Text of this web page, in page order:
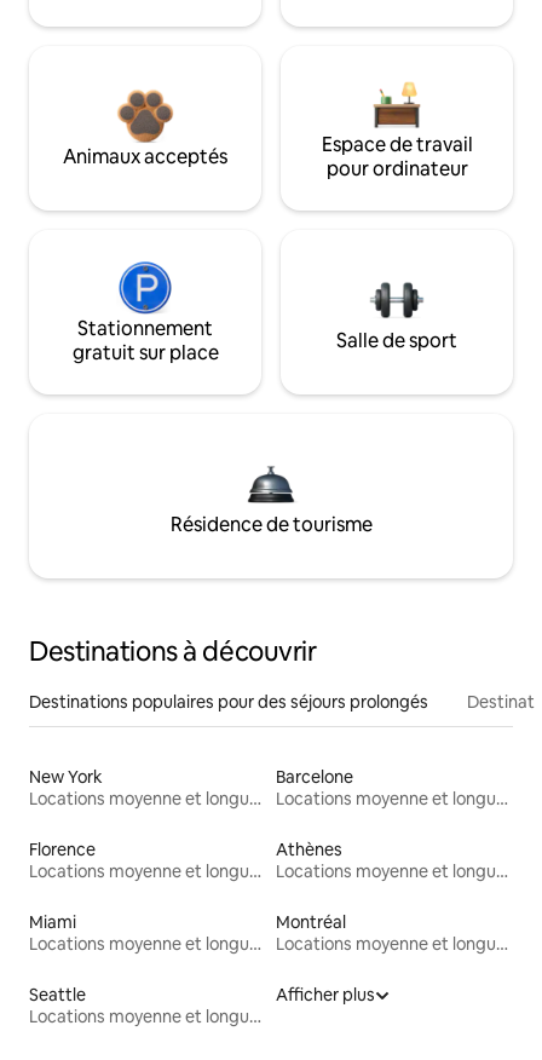
Animaux acceptés
Espace de travail
pour ordinateur
Stationnement
gratuit sur place
Salle de sport
Résidence de tourisme
Destinations à découvrir
Destinations populaires pour des séjours prolongés
New York
Locations moyenne et longue durée
Barcelone
Locations moyenne et longue durée
Florence
Locations moyenne et longue durée
Athènes
Locations moyenne et longue durée
Miami
Locations moyenne et longue durée
Montréal
Locations moyenne et longue durée
Seattle
Locations moyenne et longue durée
Afficher plus